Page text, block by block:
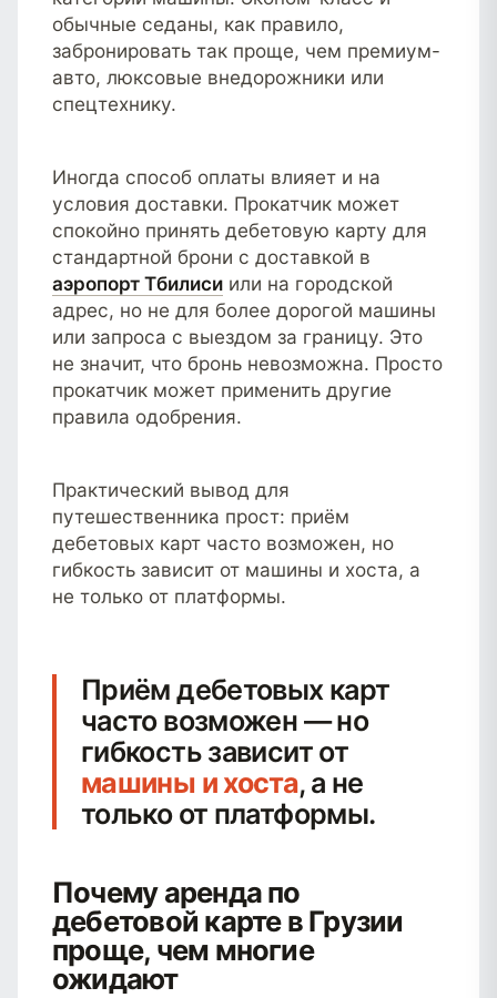
обычные седаны, как правило,
забронировать так проще, чем премиум-
авто, люксовые внедорожники или
спецтехнику.
Иногда способ оплаты влияет и на
условия доставки. Прокатчик может
спокойно принять дебетовую карту для
стандартной брони с доставкой в
аэропорт Тбилиси или на городской
адрес, но не для более дорогой машины
или запроса с выездом за границу. Это
не значит, что бронь невозможна. Просто
прокатчик может применить другие
правила одобрения.
Практический вывод для
путешественника прост: приём
дебетовых карт часто возможен, но
гибкость зависит от машины и хоста, а
не только от платформы.
Приём дебетовых карт
часто возможен — но
гибкость зависит от
машины и хоста, а не
только от платформы.
Почему аренда по
дебетовой карте в Грузии
проще, чем многие
ожидают